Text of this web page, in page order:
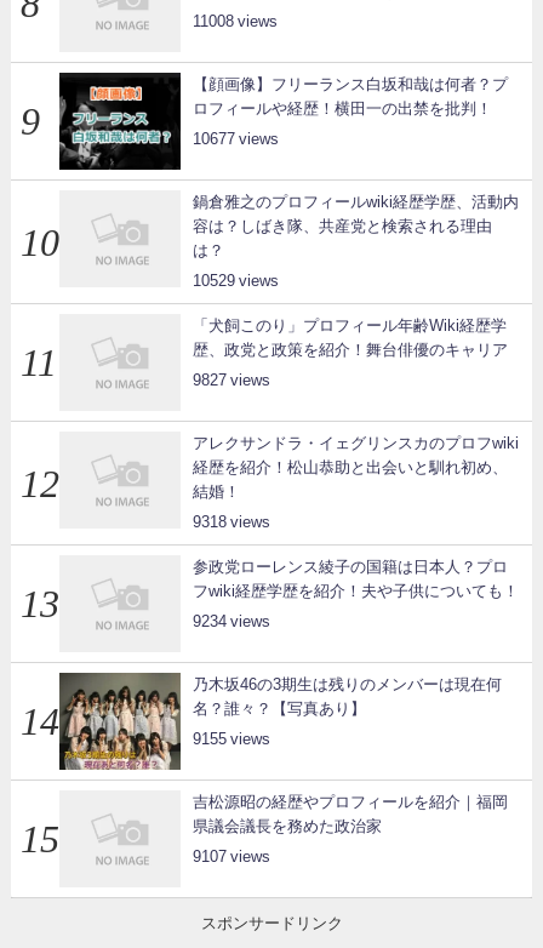
11008
【顔画像】フリーランス白坂和哉は何者？プ
ロフィールや経歴！横田一の出禁を批判！
10677
鍋倉雅之のプロフィールwiki経歴学歴、活動内
容は？しばき隊、共産党と検索される理由
は？
10529
「犬飼このり」プロフィール年齢Wiki経歴学
歴、政党と政策を紹介！舞台俳優のキャリア
9827
アレクサンドラ・イェグリンスカのプロフwiki
経歴を紹介！松山恭助と出会いと馴れ初め、
結婚！
9318
参政党ローレンス綾子の国籍は日本人？プロ
フwiki経歴学歴を紹介！夫や子供についても！
9234
乃木坂46の3期生は残りのメンバーは現在何
名？誰々？【写真あり】
9155
吉松源昭の経歴やプロフィールを紹介｜福岡
県議会議長を務めた政治家
9107
スポンサードリンク